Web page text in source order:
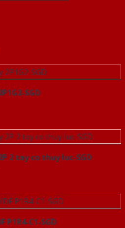
SGD
2 tay co thuy luc-SGD
P1R4-C1-SGD